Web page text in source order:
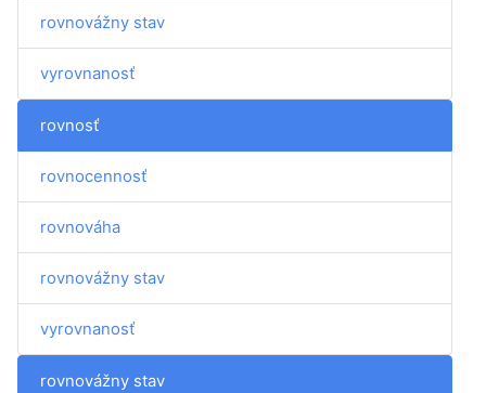
rovnovážny stav
vyrovnanosť
rovnosť
rovnocennosť
rovnováha
rovnovážny stav
vyrovnanosť
rovnovážny stav